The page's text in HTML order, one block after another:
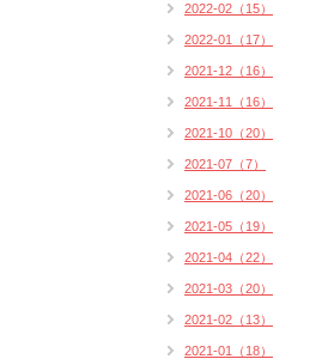
2022-02（15）
2022-01（17）
2021-12（16）
2021-11（16）
2021-10（20）
2021-07（7）
2021-06（20）
2021-05（19）
2021-04（22）
2021-03（20）
2021-02（13）
2021-01（18）